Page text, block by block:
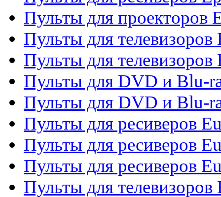
Пульты для проекторов
Пульты для телевизоров
Пульты для телевизоров
Пульты для DVD и Blu-
Пульты для DVD и Blu-
Пульты для ресиверов
Пульты для ресиверов
Пульты для ресиверов
Пульты для телевизоров